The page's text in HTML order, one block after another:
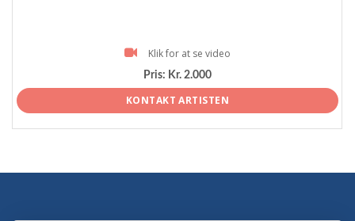
Klik for at se video
Pris: Kr. 2.000
KONTAKT ARTISTEN